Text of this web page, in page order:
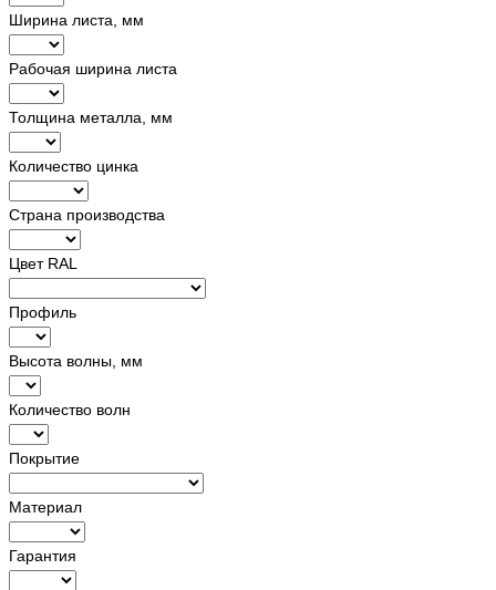
Ширина листа, мм
Рабочая ширина листа
Толщина металла, мм
Количество цинка
Страна производства
Цвет RAL
Профиль
Высота волны, мм
Количество волн
Покрытие
Материал
Гарантия